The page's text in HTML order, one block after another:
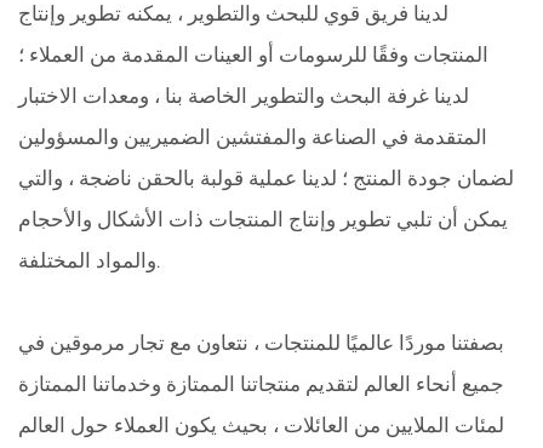
لدينا فريق قوي للبحث والتطوير ، يمكنه تطوير وإنتاج
المنتجات وفقًا للرسومات أو العينات المقدمة من العملاء ؛
لدينا غرفة البحث والتطوير الخاصة بنا ، ومعدات الاختبار
المتقدمة في الصناعة والمفتشين الضميريين والمسؤولين
لضمان جودة المنتج ؛ لدينا عملية قولبة بالحقن ناضجة ، والتي
يمكن أن تلبي تطوير وإنتاج المنتجات ذات الأشكال والأحجام
والمواد المختلفة.
بصفتنا موردًا عالميًا للمنتجات ، نتعاون مع تجار مرموقين في
جميع أنحاء العالم لتقديم منتجاتنا الممتازة وخدماتنا الممتازة
لمئات الملايين من العائلات ، بحيث يكون العملاء حول العالم